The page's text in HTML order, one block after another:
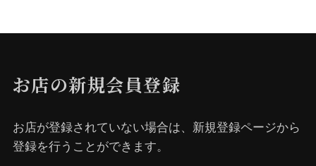
お店の新規会員登録
お店が登録されていない場合は、新規登録ページから
登録を⾏うことができます。